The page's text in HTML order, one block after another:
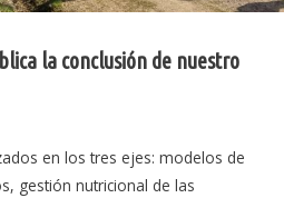
la conclusión de nuestro
en los tres ejes: modelos de
gestión nutricional de las